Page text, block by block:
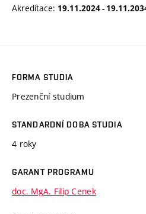
Akreditace: 19.11.2024 -
FORMA STUDIA
Prezenční studium
STANDARDNÍ DOBA STUDIA
4 roky
GARANT PROGRAMU
doc. MgA. Filip Cenek